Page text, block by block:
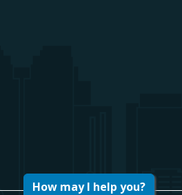
How may I help you?